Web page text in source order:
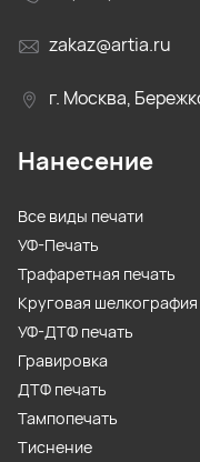
zakaz@artia.ru
г. Москва,
Нанесение
Все виды печати
УФ-Печать
Трафаретная печать
Круговая шелкография
УФ-ДТФ печать
Гравировка
ДТФ печать
Тампопечать
Тиснение